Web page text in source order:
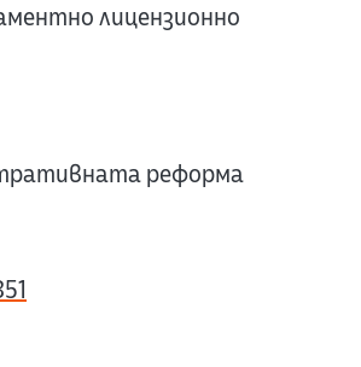
лицензионно
реформа